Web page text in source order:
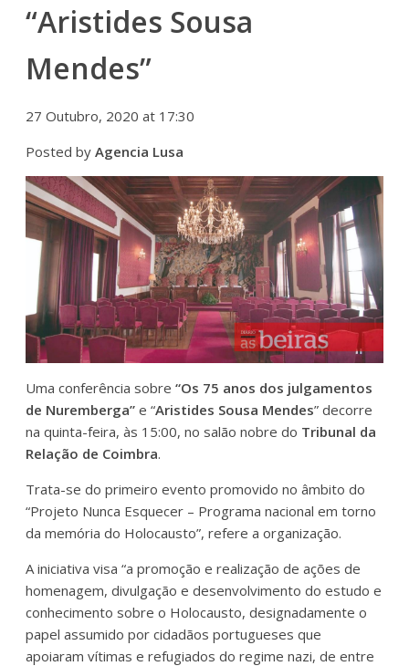
“Aristides Sousa
Mendes”
27 Outubro, 2020 at 17:30
Posted byAgencia Lusa
Uma conferência sobre“Os 75 anos dos julgamentos
de Nuremberga” e “Aristides Sousa Mendes” decorre
na quinta-feira, às 15:00, no salão nobre do Tribunal da
Relação de Coimbra.
Trata-se do primeiro evento promovido no âmbito do
“Projeto Nunca Esquecer – Programa nacional em torno
da memória do Holocausto”, refere a organização.
A iniciativa visa “a promoção e realização de ações de
homenagem, divulgação e desenvolvimento do estudo e
conhecimento sobre o Holocausto, designadamente o
papel assumido por cidadãos portugueses que
apoiaram vítimas e refugiados do regime nazi, de entre